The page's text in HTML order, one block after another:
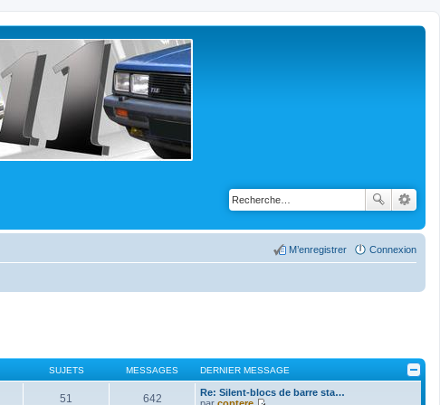
Connexion
M’enregistrer
SUJETS MESSAGES DERNIER MESSAGE
51 642
Re: Silent-blocs de barre sta…